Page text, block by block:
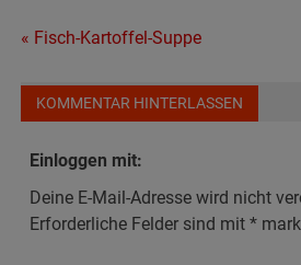
Beitragsnavigation
« Fisch-Kartoffel-Suppe
KOMMENTAR HINTERLASSEN
Einloggen mit:
Deine E-Mail-Adresse wird nicht
Erforderliche Felder sind mit*